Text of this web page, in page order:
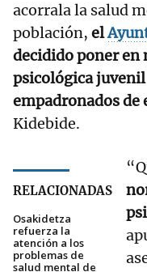
acorrala la salud
población, el
decidido poner en
psicológica
empadronados de
Kidebide.
RELACIONADAS
Osakidetza
refuerza la
atención a los
problemas de
salud mental de